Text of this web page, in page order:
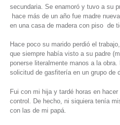
secundaria. Se enamoró y tuvo a su
hace más de un año fue madre
en una casa de madera con piso de
Hace poco su marido perdió el
que siempre había visto a su padre
ponerse literalmente manos a la
solicitud de gasfitería en un grupo de
Fui con mi hija y tardé horas en
control. De hecho, ni siquiera tenía
con las de mi papá.